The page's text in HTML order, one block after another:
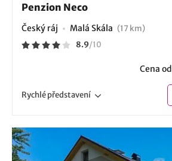
Penzion Neco
Český ráj Malá Skála (17 km)
8.9/10
Cena od
Rychlépředstavení